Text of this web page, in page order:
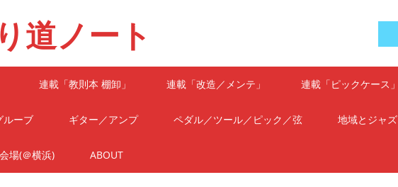
道ノート
連載「教則本 棚卸」 連載「改造／メンテ」 連載「ピックケース」
ルーブ ギター／アンプ ペダル／ツール／ピック／弦 地域とジャズ
場(＠横浜) ABOUT